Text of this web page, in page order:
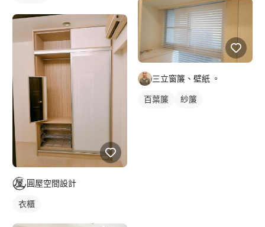
圓屋空間設計
衣櫃
三立窗簾、壁紙 。
百葉簾 紗簾